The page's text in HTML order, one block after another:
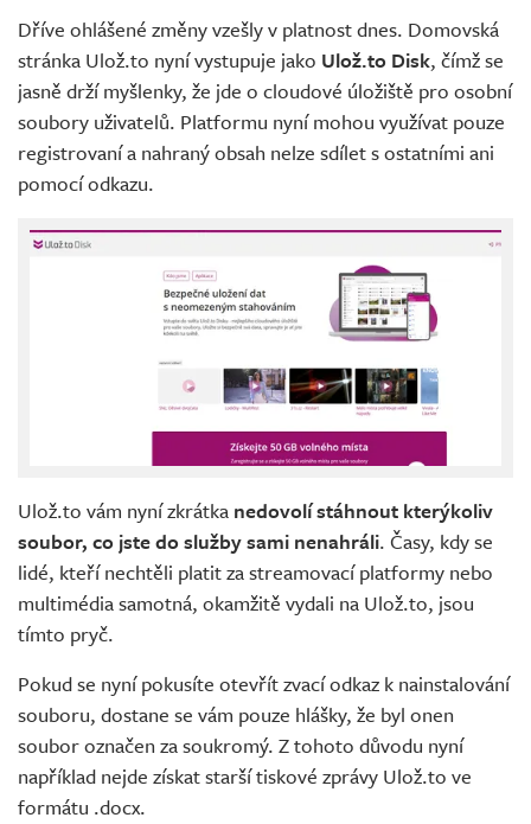
Dříve ohlášené změny vzešly v platnost dnes. Domovská
stránka Ulož.to nyní vystupuje jako Ulož.to Disk, čímž se
jasně drží myšlenky, že jde o cloudové úložiště pro osobní
soubory uživatelů. Platformu nyní mohou využívat pouze
registrovaní a nahraný obsah nelze sdílet s ostatními ani
pomocí odkazu.
Ulož.to vám nyní zkrátka nedovolí stáhnout kterýkoliv
soubor, co jste do služby sami nenahráli. Časy, kdy se
lidé, kteří nechtěli platit za streamovací platformy nebo
multimédia samotná, okamžitě vydali na Ulož.to, jsou
tímto pryč.
Pokud se nyní pokusíte otevřít zvací odkaz k nainstalování
souboru, dostane se vám pouze hlášky, že byl onen
soubor označen za soukromý. Z tohoto důvodu nyní
například nejde získat starší tiskové zprávy Ulož.to ve
formátu .docx.